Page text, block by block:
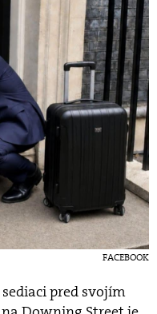
FACEBOOK
pred svojím